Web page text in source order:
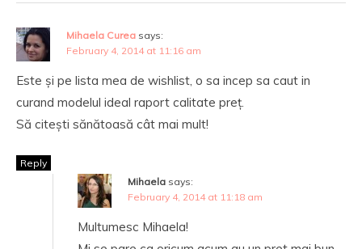
Mihaela Curea says:
February 4, 2014 at 11:16 am
Este și pe lista mea de wishlist, o sa incep sa caut in
curand modelul ideal raport calitate preț.
Să citești sănătoasă cât mai mult!
Reply
Mihaela says:
February 4, 2014 at 11:18 am
Multumesc Mihaela!